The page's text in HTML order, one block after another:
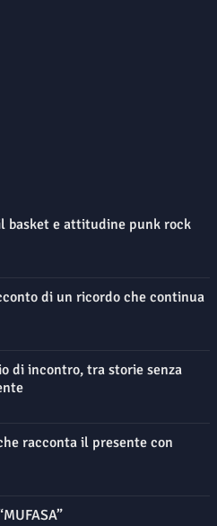
basket e attitudine punk rock
di un ricordo che continua
di incontro, tra storie senza
racconta il presente con